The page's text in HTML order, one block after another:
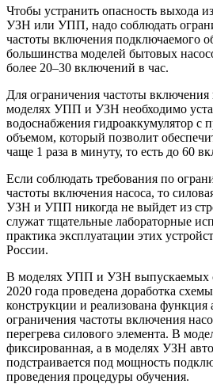
Чтобы устранить опасность выхода
УЗН или УПП, надо соблюдать
частоты включения подключаемого
большинства моделей бытовых
более 20–30 включений в час.
Для ограничения частоты включения
моделях УПП и УЗН необходимо
водоснабжения гидроаккумулятор с
объемом, который позволит
чаще 1 раза в минуту, то есть до 60
Если соблюдать требования по
частоты включения насоса, то
УЗН и УПП никогда не выйдет из
служат тщательные лабораторные
практика эксплуатации этих
России.
В моделях УПП и УЗН выпускаемых
2020 года проведена доработка
конструкции и реализована функция
ограничения частоты включения
перегрева силового элемента. В
фиксированная, а в моделях УЗН
подстраивается под мощность
проведения процедуры обучения.